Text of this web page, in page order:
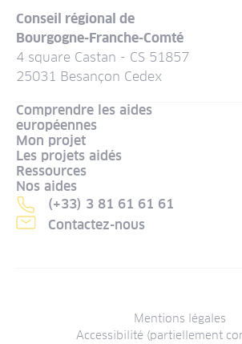
Conseil régional de
Bourgogne-Franche-Comté
4 square Castan - CS 51857
25031 Besançon Cedex
Comprendre les aides
européennes
Mon projet
Les projets aidés
Ressources
Nos aides
(+33) 3 81 61 61 61
Contactez-nous
Mentions légales
Accessibilité (partiellement